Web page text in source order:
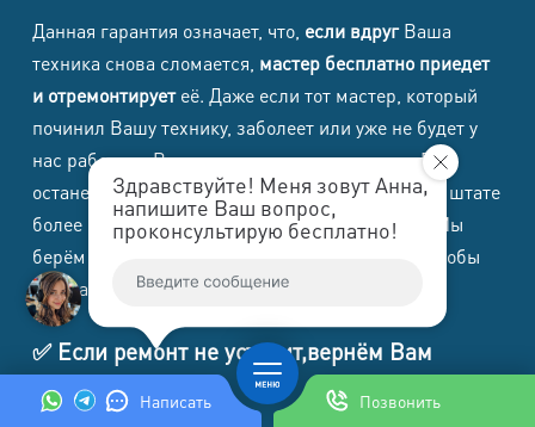
Написать Позвонить
Здравствуйте! Меня зовут Анна,
напишите Ваш вопрос,
проконсультирую бесплатно!
сеть (WiFi, 3G)
от 1990
Замена и
ремонт
разъёмов и
интерфейсов
от 1990
Не видит сим
карты
Услуги / Модель iPad
Ремонт iPad 4,
стоимость (в т.ч.
НДС)
Ремонт iPad 3,
стоимость (в т.ч.
Данная гарантия означает, что, если вдругВаша
техника снова сломается, мастер бесплатно приедет
и отремонтируетеё. Даже если тот мастер, который
починил Вашу технику, заболеет или уже не будет у
нас работать, Вам не нужно переживать, что Вы
останетесь без гарантийного ремонта: в нашем штате
более 100 мастеров по каждому виду техники. Мы
берём на себя полную ответственность за то, чтобы
Вы, наш дорогой клиент, остались довольны.
✅ Если ремонт не устроит,вернём Вам
деньги